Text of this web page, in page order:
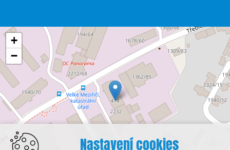
+
−
Nastavení cookies